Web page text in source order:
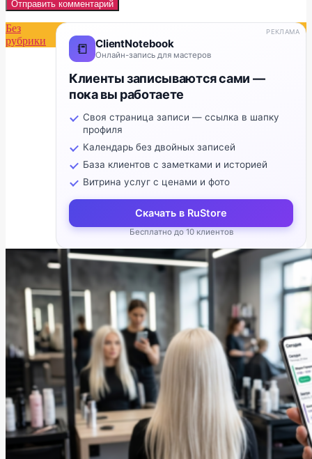
📒 ClientNotebook
Онлайн-запись для мастеров
Клиенты записываются сами —
пока вы работаете
Своя страница записи — ссылка в шапку
профиля
Календарь без двойных записей
База клиентов с заметками и историей
Витрина услуг с ценами и фото
Скачать в RuStore
Бесплатно до 10 клиентов
РЕКЛАМА
Без
рубрики